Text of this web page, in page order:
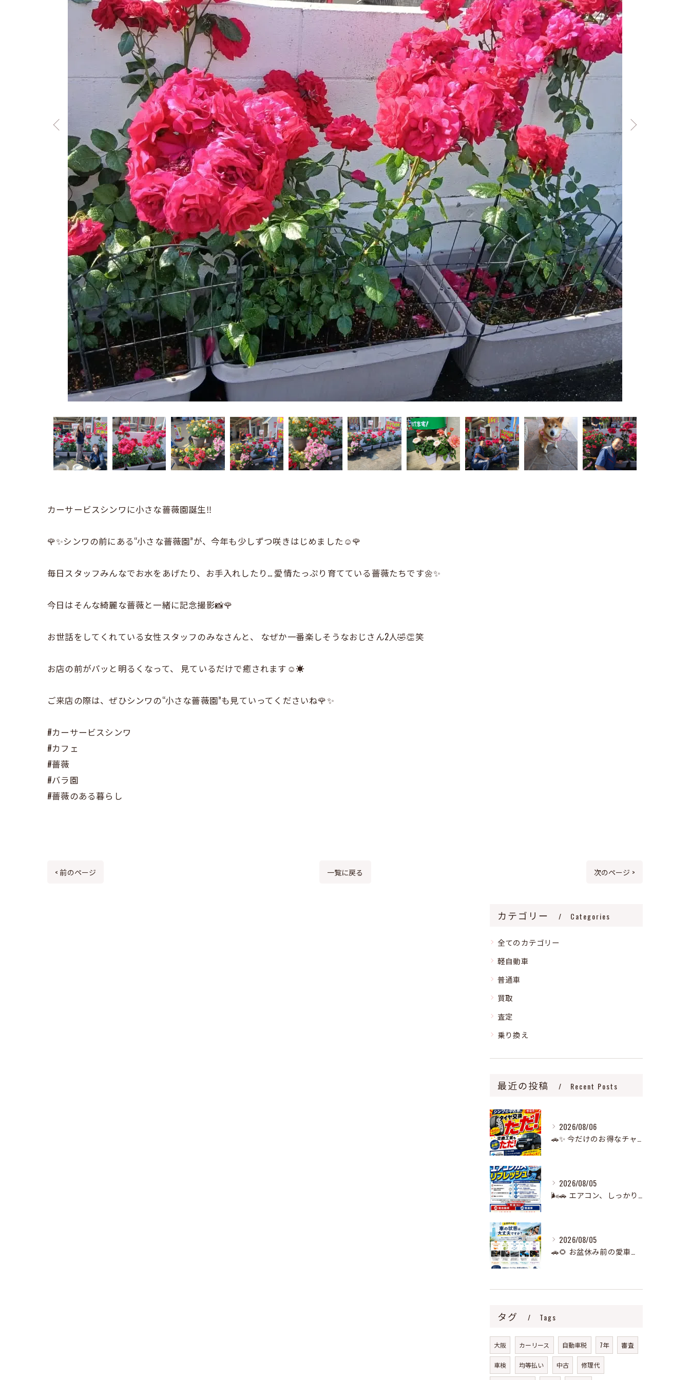
カーサービスシンワに小さな薔薇園誕生‼️
🌹✨シンワの前にある“小さな薔薇園”が、今年も少しずつ咲きはじめました☺️🌹
毎日スタッフみんなでお水をあげたり、お手入れしたり… 愛情たっぷり育てている薔薇たちです🌼✨
今日はそんな綺麗な薔薇と一緒に記念撮影📸🌹
お世話をしてくれている女性スタッフのみなさんと、 なぜか一番楽しそうなおじさん2人🤣👏笑
お店の前がパッと明るくなって、 見ているだけで癒されます☺️☀️
ご来店の際は、ぜひシンワの“小さな薔薇園”も見ていってくださいね🌹✨
#カーサービスシンワ
#カフェ
#薔薇
#バラ園
#薔薇のある暮らし
< 前のページ 一覧に戻る 次のページ >
カテゴリー Categories
全てのカテゴリー
軽自動車
普通車
買取
査定
乗り換え
最近の投稿 Recent Posts
2026/08/06
🚗✨ 今だけのお得なチャンス！ ✨🚗
2026/08/05
🌬️🚗 エアコン、しっかり冷えていますか？ 🧊
2026/08/05
🚗🌻 お盆休み前の愛車チェック、できていますか？ 🌻🚗
タグ Tags
大阪 カーリース 自動車税 7年 審査
車検 均等払い 中古 修理代